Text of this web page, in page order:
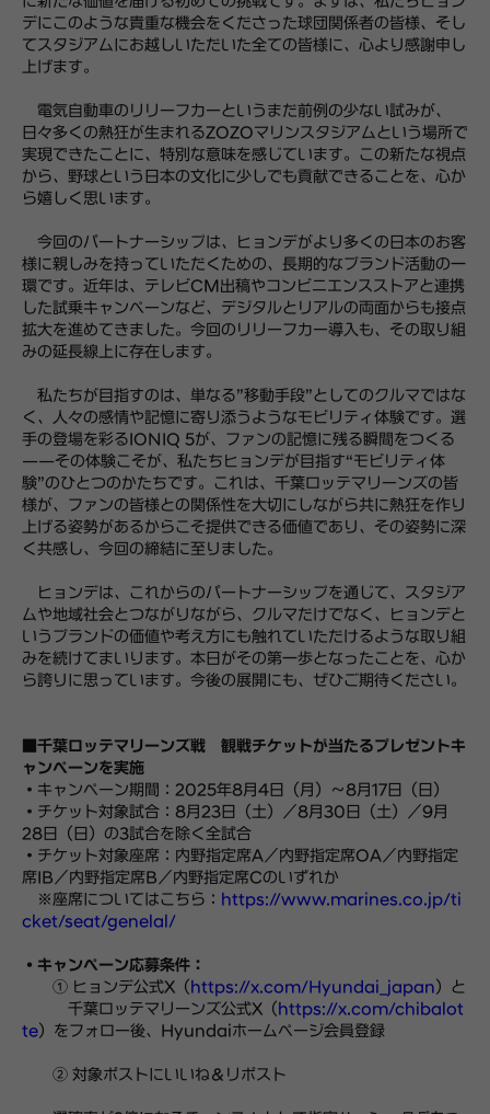
デにこのような貴重な機会をくださった球団関係者の皆様、そし
てスタジアムにお越しいただいた全ての皆様に、心より感謝申し
上げます。
電気自動車のリリーフカーというまだ前例の少ない試みが、
日々多くの熱狂が生まれるZOZOマリンスタジアムという場所で
実現できたことに、特別な意味を感じています。この新たな視点
から、野球という日本の文化に少しでも貢献できることを、心か
ら嬉しく思います。
今回のパートナーシップは、ヒョンデがより多くの日本のお客
様に親しみを持っていただくための、長期的なブランド活動の一
環です。近年は、テレビCM出稿やコンビニエンスストアと連携
した試乗キャンペーンなど、デジタルとリアルの両面からも接点
拡大を進めてきました。今回のリリーフカー導入も、その取り組
みの延長線上に存在します。
私たちが目指すのは、単なる”移動手段”としてのクルマではな
く、人々の感情や記憶に寄り添うようなモビリティ体験です。選
手の登場を彩るIONIQ 5が、ファンの記憶に残る瞬間をつくる
——その体験こそが、私たちヒョンデが目指す“モビリティ体
験”のひとつのかたちです。これは、千葉ロッテマリーンズの皆
様が、ファンの皆様との関係性を大切にしながら共に熱狂を作り
上げる姿勢があるからこそ提供できる価値であり、その姿勢に深
く共感し、今回の締結に至りました。
ヒョンデは、これからのパートナーシップを通じて、スタジア
ムや地域社会とつながりながら、クルマだけでなく、ヒョンデと
いうブランドの価値や考え方にも触れていただけるような取り組
みを続けてまいります。本日がその第一歩となったことを、心か
ら誇りに思っています。今後の展開にも、ぜひご期待ください。
■千葉ロッテマリーンズ戦 観戦チケットが当たるプレゼントキ
ャンペーンを実施
・キャンペーン期間：2025年8月4日（月）～8月17日（日）
・チケット対象試合：8月23日（土）／8月30日（土）／9月
28日（日）の3試合を除く全試合
・チケット対象座席：内野指定席A／内野指定席OA／内野指定
席IB／内野指定席B／内野指定席Cのいずれか
※座席についてはこちら： https://www.marines.co.jp/ti
cket/seat/genelal/
・キャンペーン応募条件：
① ヒョンデ公式X（ https://x.com/Hyundai_japan ）と
千葉ロッテマリーンズ公式X（ https://x.com/chibalot
te）をフォロー後、Hyundaiホームページ会員登録
② 対象ポストにいいね＆リポスト